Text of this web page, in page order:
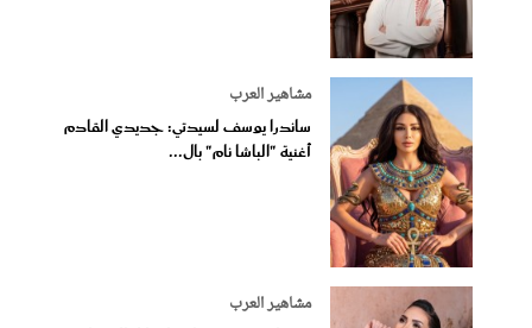
مشاهير العرب
ساندرا يوسف لسيدتي: جديدي القادم
أغنية "الباشا نام" بال...
مشاهير العرب